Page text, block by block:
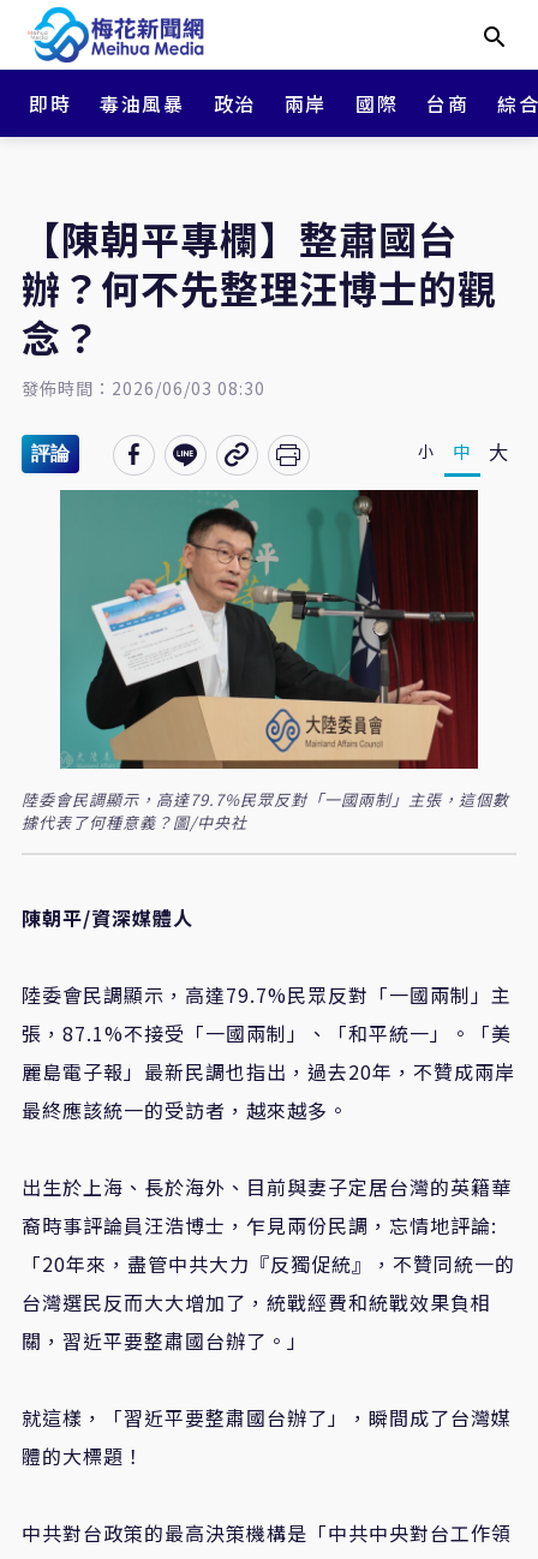
即時 毒油風暴 政治 兩岸 國際 台商 綜
【陳朝平專欄】整肅國台
辦？何不先整理汪博士的觀
念？
發佈時間：2026/06/03 08:30
評論 小 中 大
陸委會民調顯示，高達79.7%民眾反對「一國兩制」主張，這個數
據代表了何種意義？圖/中央社
陳朝平/資深媒體人
陸委會民調顯示，高達79.7%民眾反對「一國兩制」主
張，87.1%不接受「一國兩制」、「和平統一」。「美
麗島電子報」最新民調也指出，過去20年，不贊成兩岸
最終應該統一的受訪者，越來越多。
出生於上海、長於海外、目前與妻子定居台灣的英籍華
裔時事評論員汪浩博士，乍見兩份民調，忘情地評論:
「20年來，盡管中共大力『反獨促統』，不贊同統一的
台灣選民反而大大增加了，統戰經費和統戰效果負相
關，習近平要整肅國台辦了。」
就這樣，「習近平要整肅國台辦了」，瞬間成了台灣媒
體的大標題！
中共對台政策的最高決策機構是「中共中央對台工作領